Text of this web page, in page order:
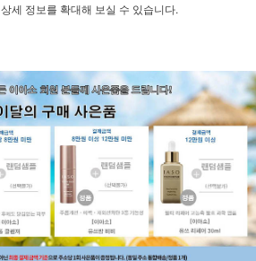
상세 정보를 확대해 보실 수 있습니다.